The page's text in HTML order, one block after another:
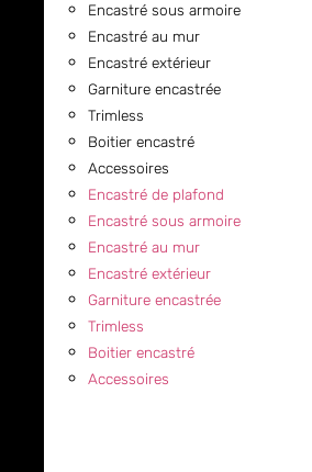
Encastré sous armoire
Encastré au mur
Encastré extérieur
Garniture encastrée
Trimless
Boitier encastré
Accessoires
Encastré de plafond
Encastré sous armoire
Encastré au mur
Encastré extérieur
Garniture encastrée
Trimless
Boitier encastré
Accessoires